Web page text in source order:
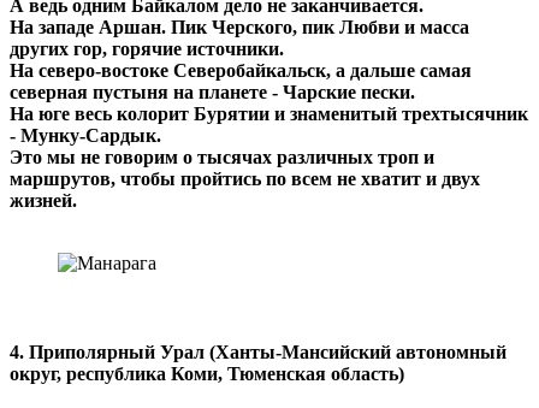
А ведь одним Байкалом дело не заканчивается.
На западе Аршан. Пик Черского, пик Любви и масса
других гор, горячие источники.
На северо-востоке Северобайкальск, а дальше самая
северная пустыня на планете - Чарские пески.
На юге весь колорит Бурятии и знаменитый трехтысячник
- Мунку-Сардык.
Это мы не говорим о тысячах различных троп и
маршрутов, чтобы пройтись по всем не хватит и двух
жизней.
4. Приполярный Урал (Ханты-Мансийский автономный
округ, республика Коми, Тюменская область)